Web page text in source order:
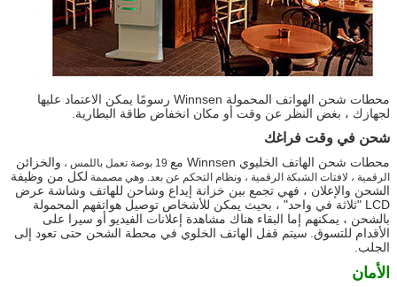
محطات شحن الهواتف المحمولة Winnsen رسومًا يمكن الاعتماد عليها
لجهازك ، بغض النظر عن وقت أو مكان انخفاض طاقة البطارية.
شحن في وقت فراغك
محطات شحن الهاتف الخليوي Winnsen مع والخزائن
الرقمية ، لافتات الشبكة الرقمية ، ونظام التحكم عن بعد. وهي مصممة لكل من وظيفة
الشحن والإعلان ، فهي تجمع بين خزانة إيداع وشاحن للهاتف وشاشة عرض
LCD "ثلاثة في واحد" ، بحيث يمكن للأشخاص توصيل هواتفهم المحمولة
بالشحن ، يمكنهم إما البقاء هناك مشاهدة إعلانات الفيديو أو سيرا على
الأقدام للتسوق. سيتم قفل الهاتف الخلوي في محطة الشحن حتى تعود إلى
الجلب.
الأمان